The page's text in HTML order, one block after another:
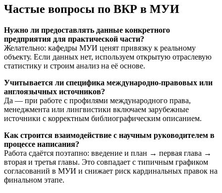
Частые вопросы по ВКР в МУИ
Нужно ли предоставлять данные конкретного
предприятия для практической части?
Желательно: кафедры МУИ ценят привязку к реальному
объекту. Если данных нет, используем открытую отраслевую
статистику и строим анализ на её основе.
Учитывается ли специфика международно-правовых или
англоязычных источников?
Да — при работе с профилями международного права,
менеджмента или лингвистики включаем зарубежные
источники с корректным библиографическим описанием.
Как строится взаимодействие с научным руководителем в
процессе написания?
Работа сдаётся поэтапно: введение и план → первая глава →
вторая и третья главы. Это совпадает с типичным графиком
согласований в МУИ и снижает риск кардинальных правок на
финальном этапе.